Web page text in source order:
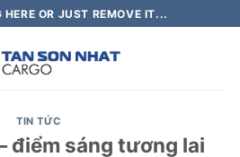
OR JUST REMOVE IT...
TIN TỨC
điểm sáng tương lai